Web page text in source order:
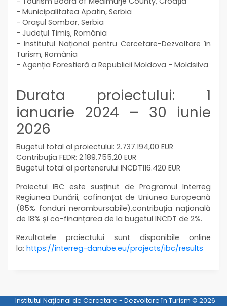
- Municipalitatea Apatin, Serbia
- Orașul Sombor, Serbia
- Județul Timiș, România
- Institutul Național pentru Cercetare-Dezvoltare în
Turism, România
- Agenția Forestieră a Republicii Moldova - Moldsilva
Durata proiectului: 1
ianuarie 2024 – 30 iunie
2026
Bugetul total al proiectului: 2.737.194,00 EUR
Contribuția FEDR: 2.189.755,20 EUR
Bugetul total al partenerului INCDT116.420 EUR
Proiectul IBC este susținut de Programul Interreg
Regiunea Dunării, cofinanțat de Uniunea Europeană
(85% fonduri nerambursabile),contribuția națională
de 18% și co-finanțarea de la bugetul INCDT de 2%.
Rezultatele proiectului sunt disponibile online
la: https://interreg-danube.eu/projects/ibc/results
Institutul Naţional de Cercetare - Dezvoltare în Turism © 2026